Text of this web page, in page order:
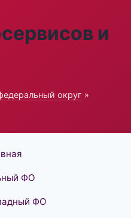
и
округ »
ФО
ФО